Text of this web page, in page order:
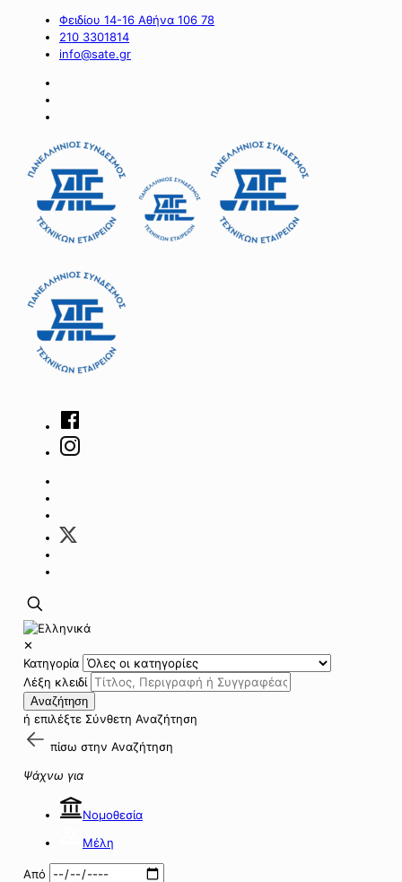
Φειδίου 14-16 Αθήνα 106 78
210 3301814
info@sate.gr
✕
Κατηγορία
Λέξη κλειδί
Αναζήτηση
ή επιλέξτε Σύνθετη Αναζήτηση
πίσω στην Αναζήτηση
Ψάχνω για
Νομοθεσία
Μέλη
Από